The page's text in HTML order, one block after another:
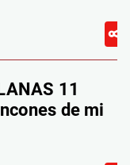
11
de mi